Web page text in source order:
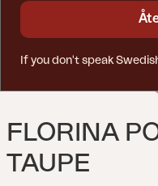
FLORINA
TAUPE
If you don't speak